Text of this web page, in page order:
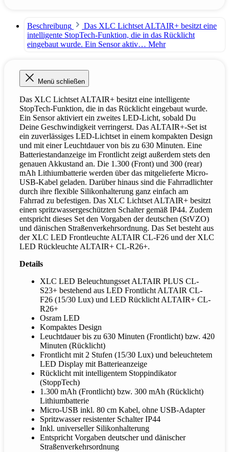
Beschreibung
Das XLC Lichtset ALTAIR+ besitzt eine
intelligente StopTech-Funktion, die in das Rücklicht
eingebaut wurde. Ein Sensor aktiv… Mehr
Menü schließen
Das XLC Lichtset ALTAIR+ besitzt eine intelligente
StopTech-Funktion, die in das Rücklicht eingebaut wurde.
Ein Sensor aktiviert ein zweites LED-Licht, sobald Du
Deine Geschwindigkeit verringerst. Das ALTAIR+-Set ist
ein zuverlässiges LED-Lichtset in einem kompakten Design
und mit einer Leuchtdauer von bis zu 630 Minuten. Eine
Batteriestandanzeige im Frontlicht zeigt außerdem stets den
genauen Akkustand an. Die 1.300 (Front) und 300 (rear)
mAh Lithiumbatterie werden über das mitgelieferte Micro-
USB-Kabel geladen. Darüber hinaus sind die Fahrradlichter
durch ihre flexible Silikonhalterung ganz einfach am
Fahrrad zu befestigen. Das XLC Lichtset ALTAIR+ besitzt
einen spritzwassergeschützten Schalter gemäß IP44. Zudem
entspricht dieses Set den Vorgaben der deutschen (StVZO)
und dänischen Straßenverkehrsordnung. Das Set besteht aus
der XLC LED Frontleuchte ALTAIR CL-F26 und der XLC
LED Rückleuchte ALTAIR+ CL-R26+.
Details
XLC LED Beleuchtungsset ALTAIR PLUS CL-
S23+ bestehend aus LED Frontlicht ALTAIR CL-
F26 (15/30 Lux) und LED Rücklicht ALTAIR+ CL-
R26+
Osram LED
Kompaktes Design
Leuchtdauer bis zu 630 Minuten (Frontlicht) bzw. 420
Minuten (Rücklicht)
Frontlicht mit 2 Stufen (15/30 Lux) und beleuchtetem
LED Display mit Batterieanzeige
Rücklicht mit intelligentem Stoppindikator
(StoppTech)
1.300 mAh (Frontlicht) bzw. 300 mAh (Rücklicht)
Lithiumbatterie
Micro-USB inkl. 80 cm Kabel, ohne USB-Adapter
Spritzwasser resistenter Schalter IP44
Inkl. universeller Silikonhalterung
Entspricht Vorgaben deutscher und dänischer
Straßenverkehrsordnung